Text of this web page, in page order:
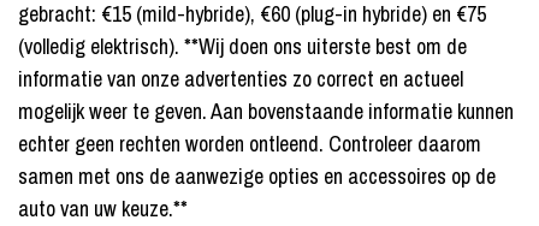
gebracht: €15 (mild-hybride), €60 (plug-in hybride) en €75
(volledig elektrisch). **Wij doen ons uiterste best om de
informatie van onze advertenties zo correct en actueel
mogelijk weer te geven. Aan bovenstaande informatie kunnen
echter geen rechten worden ontleend. Controleer daarom
samen met ons de aanwezige opties en accessoires op de
auto van uw keuze.**